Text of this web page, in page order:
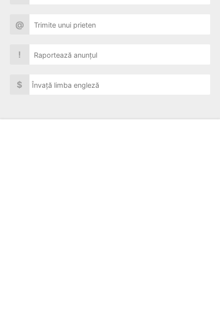
@ Trimite unui prieten
! Raportează anunțul
$ Învață limba engleză